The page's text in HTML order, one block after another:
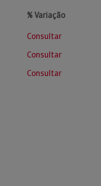
% Variação
Consultar
Consultar
Consultar